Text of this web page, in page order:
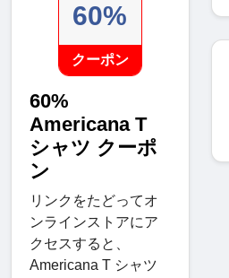
60%
クーポン
60%
Americana T
シャツ クーポ
ン
リンクをたどってオ
ンラインストアにア
クセスすると、
Americana T シャツ